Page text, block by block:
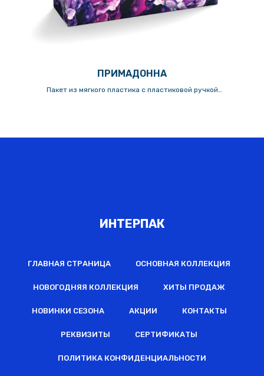
ПРИМАДОННА
Пакет из мягкого пластика с пластиковой ручкой
ИНТЕРПАК
ГЛАВНАЯ СТРАНИЦА ОСНОВНАЯ КОЛЛЕКЦИЯ
НОВОГОДНЯЯ КОЛЛЕКЦИЯ ХИТЫ ПРОДАЖ
НОВИНКИ СЕЗОНА АКЦИИ КОНТАКТЫ
РЕКВИЗИТЫ СЕРТИФИКАТЫ
ПОЛИТИКА КОНФИДЕНЦИАЛЬНОСТИ